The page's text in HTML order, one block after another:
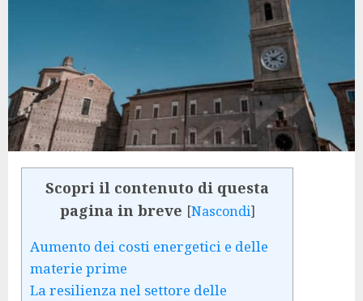
Scopri il contenuto di questa
pagina in breve [Nascondi]
Aumento dei costi energetici e delle
materie prime
La resilienza nel settore delle